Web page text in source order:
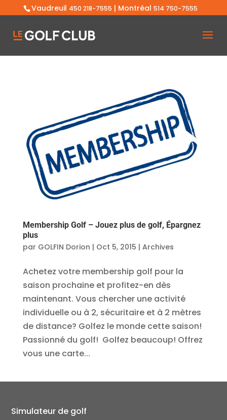
Vaudreuil 450 218-7555 | Montréal 514 750-7555
Membership Golf – Jouez plus de golf, Épargnez
plus
par GOLFIN Dorion | Oct 5, 2015 | Archives
Achetez votre membership golf pour la
saison prochaine et profitez-en dès
maintenant. Vous chercher une activité
individuelle ou à 2, sécuritaire et à 2 mètres
de distance? Golfez le monde cette saison!
Passionné du golf! Golfez beaucoup! Offrez
vous une carte...
Simulateur de golf